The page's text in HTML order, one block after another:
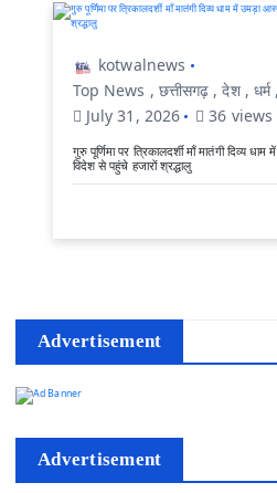
kotwalnews
Top News , छत्तीसगढ़ ,देश, धर्म
July 31, 2026
36 views
गुरु पूर्णिमा पर त्रिकालदर्शी माँ मातंगी दिव्य
विदेश से पहुंचे हजारों श्रद्धालु
Advertisement
Advertisement